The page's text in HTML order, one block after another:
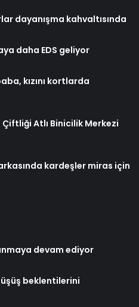
dayanışma kahvaltısında
daha EDS geliyor
kızını kortlarda
Atlı Binicilik Merkezi
kardeşler miras için
devam ediyor
beklentilerini